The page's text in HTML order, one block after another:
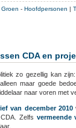
Groen - Hoofdpersonen |
CDA en
zo gezellig kan
maar goede
naar voren met
van december 2010
Zelfs vermeende